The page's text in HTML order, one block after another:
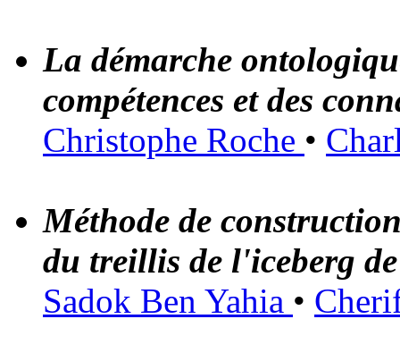
La démarche
compétences et des
Christophe Roche •
Méthode de
du treillis de l'iceberg
Sadok Ben Yahia •